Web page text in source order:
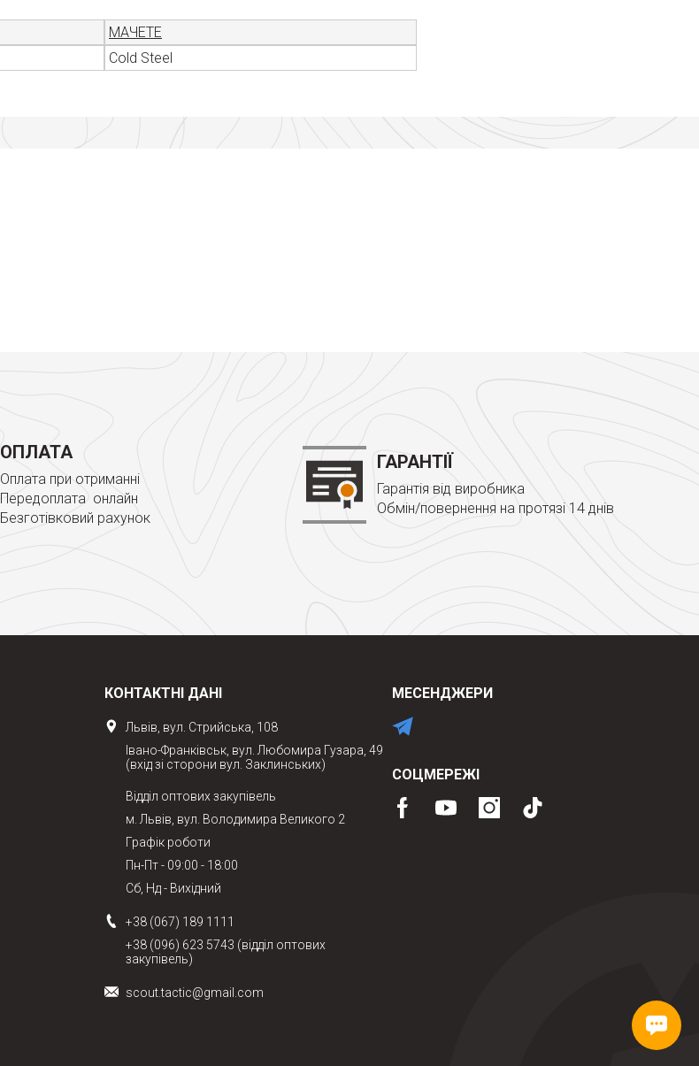
МАЧЕТЕ
Cold Steel
ОПЛАТА
Оплата при отриманні
Передоплата онлайн
Безготівковий рахунок
ГАРАНТІЇ
Гарантія від виробника
Обмін/повернення на протязі 14 днів
КОНТАКТНІ ДАНІ
Львів, вул. Стрийська, 108
Івано-Франківськ, вул. Любомира Гузара, 49
(вхід зі сторони вул. Заклинських)
Відділ оптових закупівель
м. Львів, вул. Володимира Великого 2
Графік роботи
Пн-Пт - 09:00 - 18:00
Сб, Нд - Вихідний
+38 (067) 189 1111
+38 (096) 623 5743 (відділ оптових
закупівель)
scout.tactic@gmail.com
МЕСЕНДЖЕРИ
СОЦМЕРЕЖІ